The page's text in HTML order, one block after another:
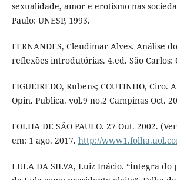
sexualidade, amor e erotismo nas
Paulo: UNESP, 1993.
FERNANDES, Cleudimar Alves. Análise
reflexões introdutórias. 4.ed. São Carlos:
FIGUEIREDO, Rubens; COUTINHO, Ciro.
Opin. Publica. vol.9 no.2 Campinas Oct.
FOLHA DE SÃO PAULO. 27 Out. 2002.
em: 1 ago. 2017. http://
LULA DA SILVA, Luiz Inácio. “Íntegra